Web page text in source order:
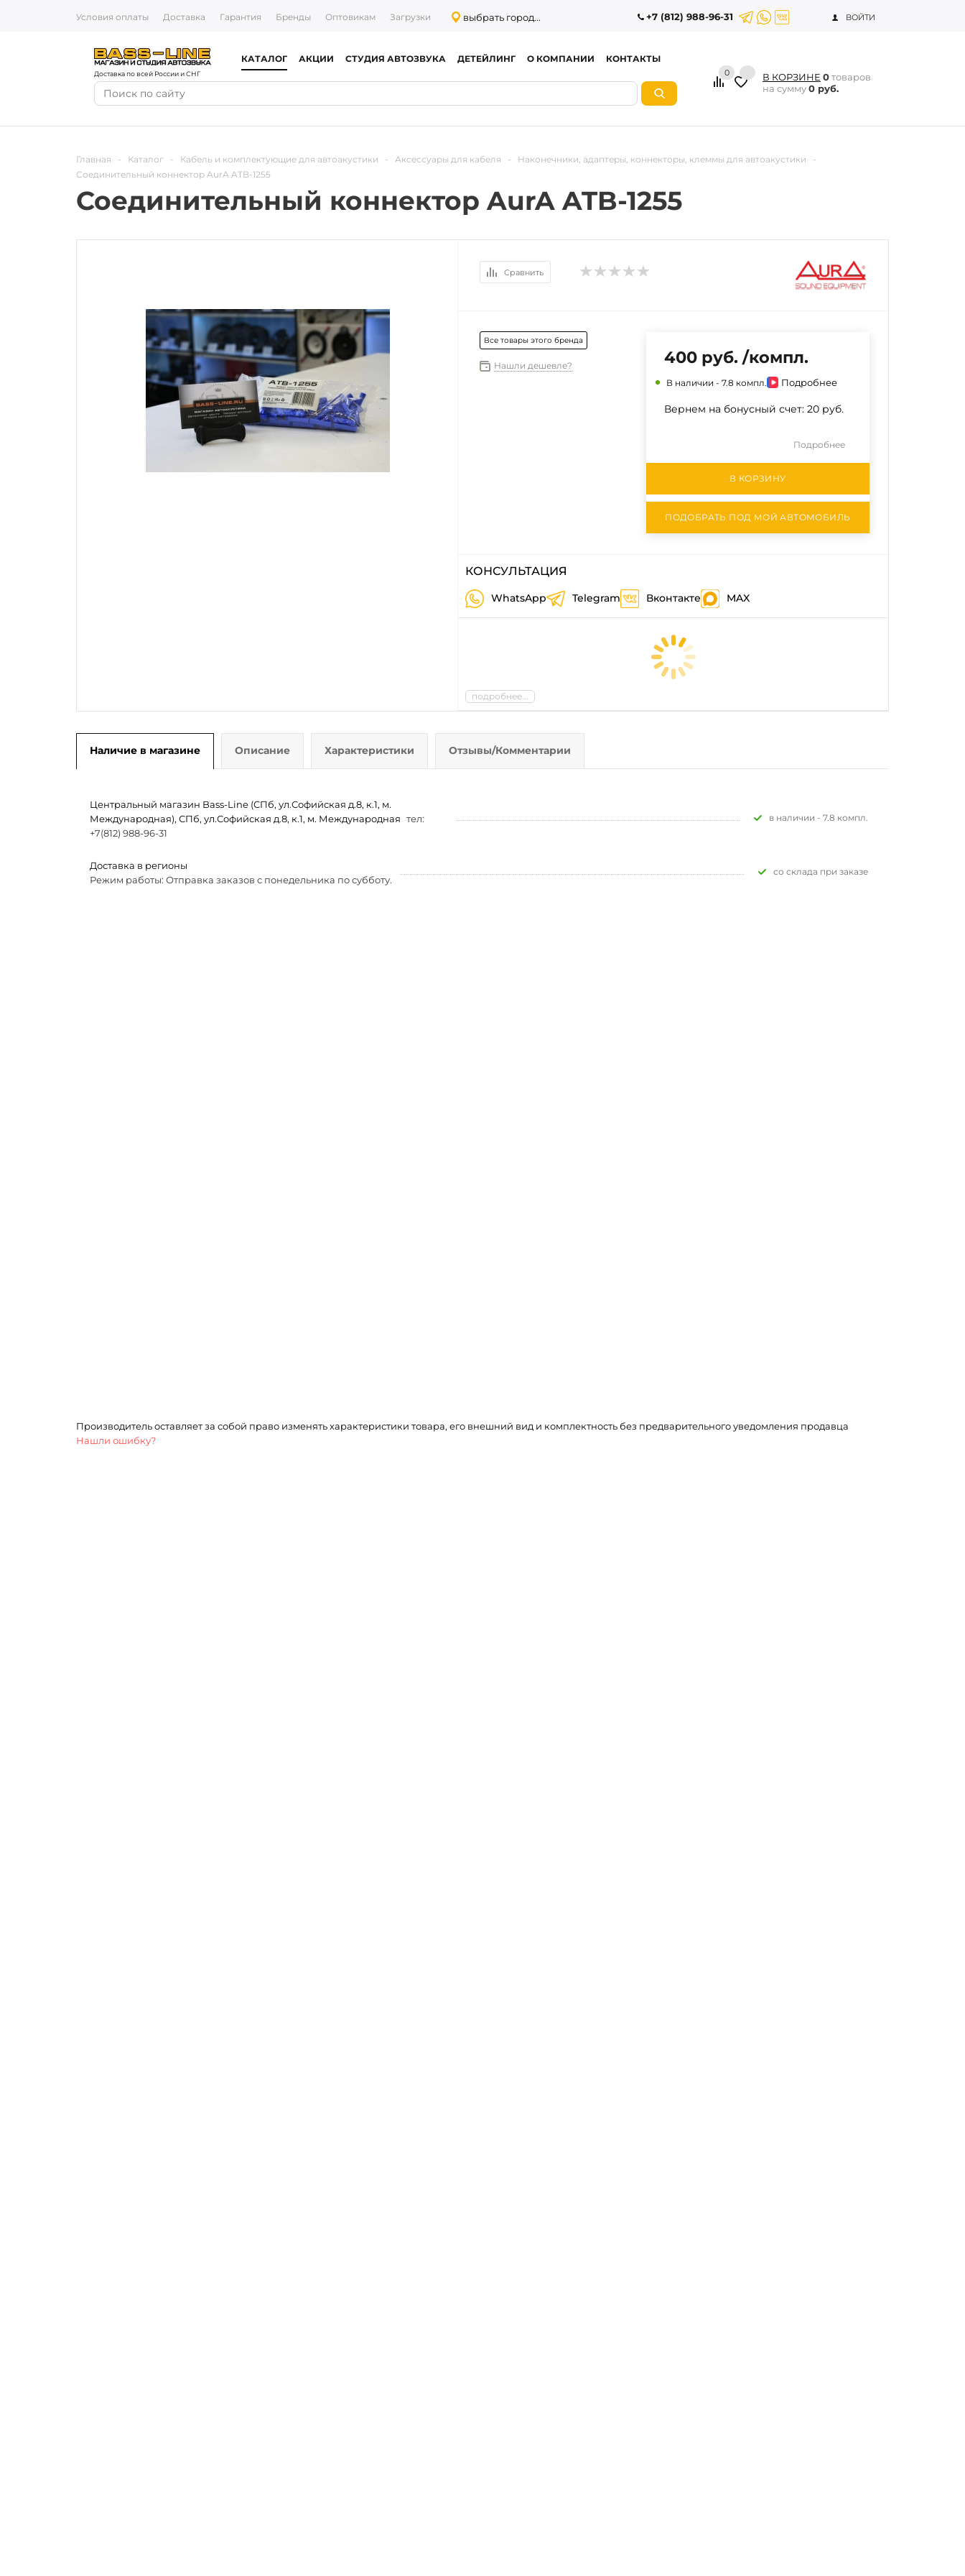
Условия оплаты Доставка Гарантия Бренды Оптовикам Загрузки выбрать город... +7 (812) 988-96-31 ВОЙТИ
Доставка по всей России и СНГ
КАТАЛОГ АКЦИИ СТУДИЯ АВТОЗВУКА ДЕТЕЙЛИНГ О КОМПАНИИ КОНТАКТЫ
0 В КОРЗИНЕ 0товаров
на сумму0 руб.
Главная - Каталог - Кабель и комплектующие для автоакустики - Аксессуары для кабеля - Наконечники, адаптеры, коннекторы, клеммы для автоакустики
-
Соединительный коннектор AurA ATB-1255
Соединительный коннектор AurA ATB-1255
Сравнить
Все товары этого бренда
Нашли дешевле? 400 руб. /компл.
В наличии - 7.8 компл. Подробнее
Вернем на бонусный счет: 20 руб.
Подробнее
В КОРЗИНУ
ПОДОБРАТЬ ПОД МОЙ АВТОМОБИЛЬ
КОНСУЛЬТАЦИЯ
WhatsApp Telegram Вконтакте MAX
подробнее...
Наличие в магазине Описание Характеристики Отзывы/Комментарии
Центральный магазин Bass-Line (СПб, ул.Софийская д.8, к.1, м.
Международная), СПб, ул.Софийская д.8, к.1, м. Международная тел:
+7(812) 988-96-31
В наличии - 7.8 компл.
Доставка в регионы
Режим работы: Отправка заказов с понедельника по субботу.
Со склада при заказе
Производитель оставляет за собой право изменять характеристики товара, его внешний вид и комплектность без предварительного уведомления продавца
Нашли ошибку?